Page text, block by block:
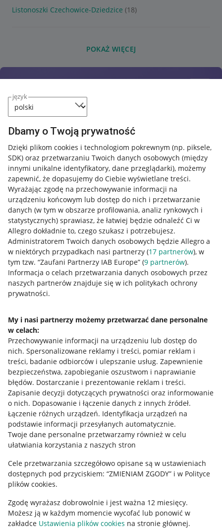
język
Dbamy o Twoją prywatność
Dzięki plikom cookies i technologiom pokrewnym (np. piksele,
SDK) oraz przetwarzaniu Twoich danych osobowych (między
innymi unikalne identyfikatory, dane przeglądarki), możemy
zapewnić, że dopasujemy do Ciebie wyświetlane treści.
Wyrażając zgodę na przechowywanie informacji na
urządzeniu końcowym lub dostęp do nich i przetwarzanie
danych (w tym w obszarze profilowania, analiz rynkowych i
statystycznych) sprawiasz, że łatwiej będzie odnaleźć Ci w
Allegro dokładnie to, czego szukasz i potrzebujesz.
Administratorem Twoich danych osobowych będzie Allegro a
w niektórych przypadkach nasi partnerzy (17 partnerów), w
tym tzw. “Zaufani Partnerzy IAB Europe” (9 partnerów).
Informacja o celach przetwarzania danych osobowych przez
naszych partnerów znajduje się w ich politykach ochrony
prywatności.
My i nasi partnerzy możemy przetwarzać dane personalne
w celach:
Przechowywanie informacji na urządzeniu lub dostęp do
nich. Spersonalizowane reklamy i treści, pomiar reklam i
treści, badanie odbiorców i ulepszanie usług. Zapewnienie
bezpieczeństwa, zapobieganie oszustwom i naprawianie
błędów. Dostarczanie i prezentowanie reklam i treści.
Zapisanie decyzji dotyczących prywatności oraz informowanie
o nich. Dopasowanie i łączenie danych z innych źródeł.
Łączenie różnych urządzeń. Identyfikacja urządzeń na
podstawie informacji przesyłanych automatycznie.
Twoje dane personalne przetwarzamy również w celu
ułatwiania korzystania z naszych stron
Cele przetwarzania szczegółowo opisane są w ustawieniach
dostępnych pod przyciskiem: “ZMIENIAM ZGODY” i w Polityce
plików cookies.
Zgodę wyrażasz dobrowolnie i jest ważna 12 miesięcy.
Możesz ją w każdym momencie wycofać lub ponowić w
zakładce Ustawienia plików cookies na stronie głównej.
Listonoszki Czechowice-Dziedzice (18)
POKAŻ WIĘCEJ
Przydatne informacje
Jak to działa
Allegro Gadane dla sprzedających
Allegro Gadane dla kupujących
Mapa miejscowości
Informacje prawne
Regulamin
Polityka plików "cookies"
Ustawienia plików "cookies"
Udostępnianie lokalizacji
Informacje dla Aktu o Usługach Cyfrowych
Pobierz aplikację